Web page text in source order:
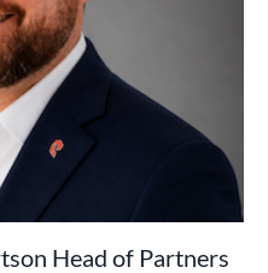
Head of Partners